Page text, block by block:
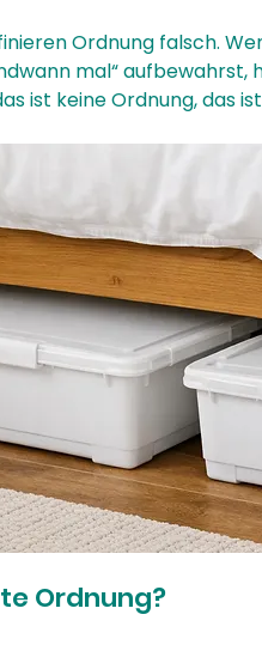
Ordnung falsch.
mal“
ist keine Ordnung, das
Ordnung?